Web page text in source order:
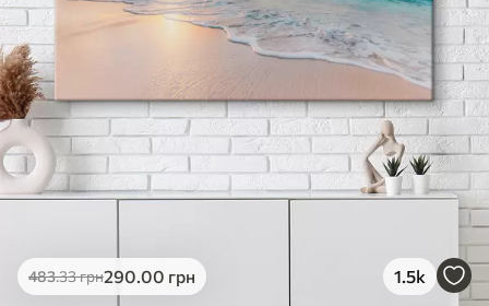
483.33грн290.00 грн 1.5k